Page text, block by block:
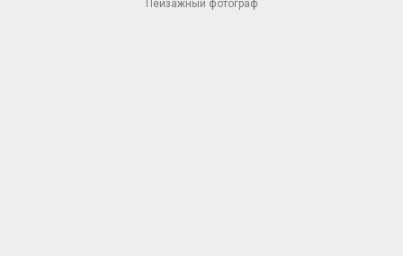
Пейзажный фотограф